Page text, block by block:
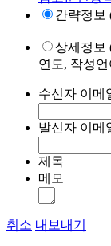
간략정보
상세정보
연도, 작성
수신자 이메
발신자 이메
제목
메모
취소 내보내기